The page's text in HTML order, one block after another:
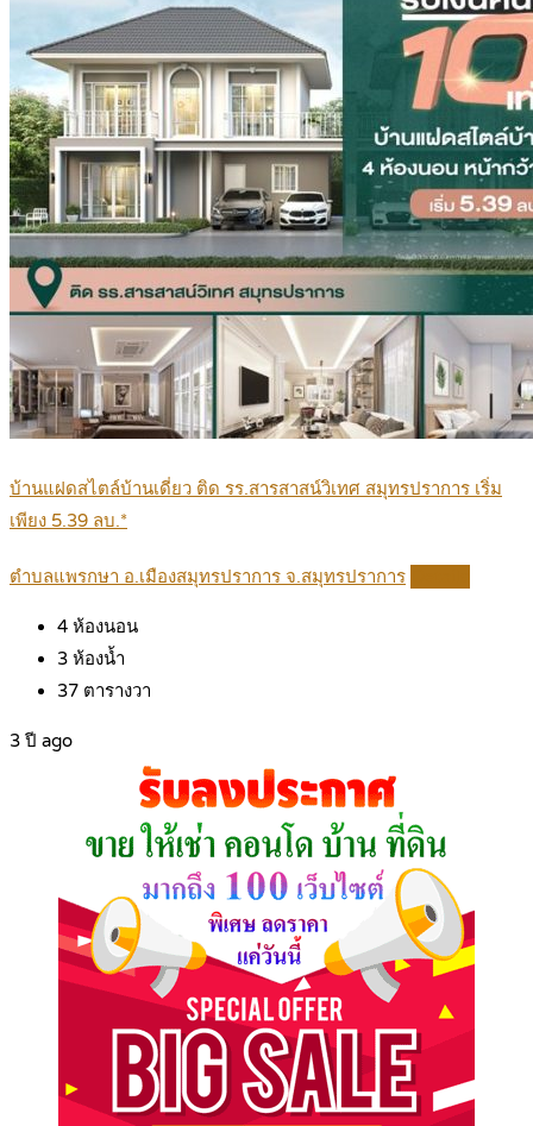
บ้านแฝดสไตล์บ้านเดี่ยว ติด รร.สารสาสน์วิเทศ สมุทรปราการ เริ่ม
เพียง 5.39 ลบ.*
ตำบลแพรกษา อ.เมืองสมุทรปราการ จ.สมุทรปราการ
4 ห้องนอน
3 ห้องน้ำ
37 ตารางวา
3 ปี ago